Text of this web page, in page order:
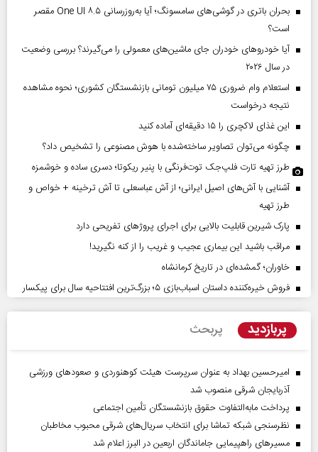
بحران باتری در گوشی‌های سامسونگ؛ آیا به‌روزرسانی One UI ۸.۵ مقصر
است؟
آیا خودروهای خودران جای ماشین‌های معمولی را می‌گیرند؟ بررسی وضعیت
در سال ۲۰۲۶
استعلام وام ضروری ۷۵ میلیون تومانی بازنشستگان کشوری؛ نحوه مشاهده
نتیجه درخواست
این غذای لاکچری را ۱۵ دقیقه‌ای آماده کنید
چگونه می‌توان تصاویر ساخته‌شده با هوش مصنوعی را تشخیص داد؟
طرز تهیه تارت فلپ‌جک توت‌فرنگی با پنیر ریکوتا؛ دسری ساده و خوشمزه
آشنایی با آش‌های اصیل ایرانی؛ از آش عباسعلی تا آش ترخینه + خواص و
طرز تهیه
پارک شیرین قابلیت‌ بالایی برای اجرای پروژهای تفریحی دارد
مراقب باشید این بیماری عجیب و غریب را از کنه نگیرید!
خاوران؛ گمشده‌ای در تاریخ کرمانشاه
فروش خیره‌کننده داستان اسباب‌بازی ۵؛ بزرگ‌ترین افتتاحیه سال برای پیکسار
پربازدید پربحث
امیرحسین بهداد به عنوان سرپرست هیئت کوهنوردی و صعودهای ورزشی
آذربایجان شرقی منصوب شد
پرداخت مابه‌التفاوت حقوق بازنشستگان تأمین اجتماعی
نظرسنجی شبکه تماشا برای انتخاب سریال‌های شرقی محبوب مخاطبان
مسیر‌های راهپیمایی جاماندگان اربعین در البرز اعلام شد